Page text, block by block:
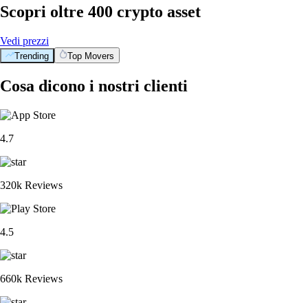
Scopri oltre 400 crypto asset
Vedi prezzi
Trending Top Movers
Cosa dicono i nostri clienti
4.7
320k Reviews
4.5
660k Reviews